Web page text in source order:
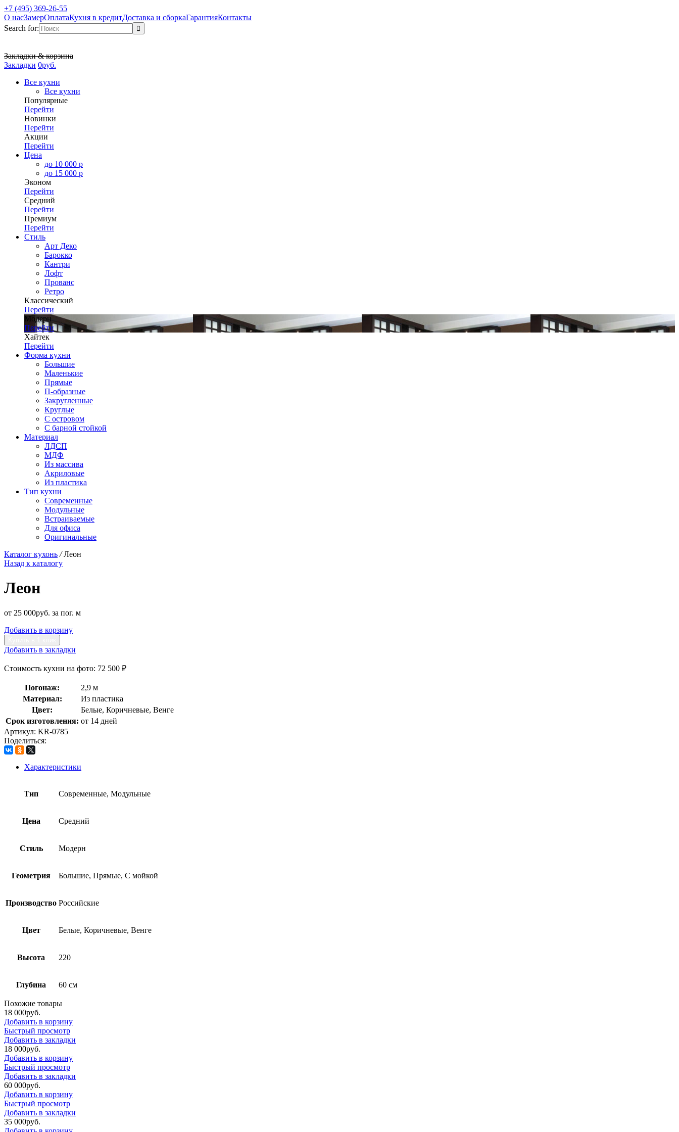
+7 (495) 369-26-55
О насЗамерОплатаКухня в кредитДоставка и сборкаГарантияКонтакты
Search for:
Закладки & корзина
Закладки 0руб.
Все кухни
Все кухни
Популярные
Перейти
Новинки
Перейти
Акции
Перейти
Цена
до 10 000 р
до 15 000 р
Эконом
Перейти
Средний
Перейти
Премиум
Перейти
Стиль
Арт Деко
Барокко
Кантри
Лофт
Прованс
Ретро
Классический
Перейти
Модерн
Перейти
Хайтек
Перейти
Форма кухни
Большие
Маленькие
Прямые
П-образные
Закругленные
Круглые
С островом
С барной стойкой
Материал
ЛДСП
МДФ
Из массива
Акриловые
Из пластика
Тип кухни
Современные
Модульные
Встраиваемые
Для офиса
Оригинальные
Каталог кухонь /Леон
Назад к каталогу
Леон
от 25 000руб. за пог. м
Добавить в корзину
Добавить в закладки
Стоимость кухни на фото: 72 500 ₽
Погонаж:
2,9 м
Материал:
Из пластика
Цвет:
Белые, Коричневые, Венге
Срок изготовления: от 14 дней
Артикул: KR-0785
Поделиться:
Характеристики
Тип Современные, Модульные
Цена Средний
Стиль Модерн
Геометрия Большие, Прямые, С мойкой
Производство Российские
Цвет Белые, Коричневые, Венге
Высота 220
Глубина 60 см
Похожие товары
18 000руб.
Добавить в корзину
Быстрый просмотр
Добавить в закладки
18 000руб.
Добавить в корзину
Быстрый просмотр
Добавить в закладки
60 000руб.
Добавить в корзину
Быстрый просмотр
Добавить в закладки
35 000руб.